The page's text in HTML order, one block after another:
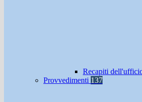
Recapiti
Provvedimenti 137